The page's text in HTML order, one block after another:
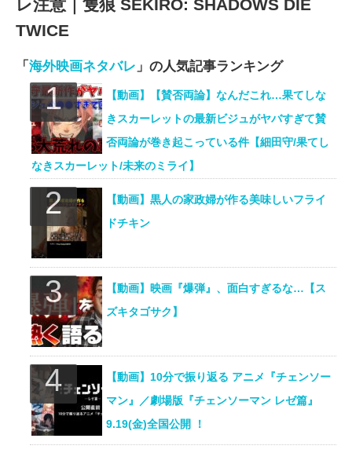
レ注意｜隻狼 SEKIRO: SHADOWS DIE
TWICE
「 海外映画ネタバレ 」の人気記事ランキング
【動画】【賛否両論】なんだこれ…果てしな
きスカーレットの最新ビジュがヤバすぎて賛
否両論が巻き起こっている件【細田守/果てし
なきスカーレット/未来のミライ】
【動画】黒人の家政婦が作る美味しいフライ
ドチキン
【動画】映画『爆弾』、面白すぎるな…【ス
ズキタゴサク】
【動画】10分で振り返る アニメ『チェンソー
マン』／劇場版『チェンソーマン レゼ篇』
9.19(金)全国公開 ！